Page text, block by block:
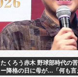
たくろう赤木 野球部時代の
ー降格の日に母が…「何も言